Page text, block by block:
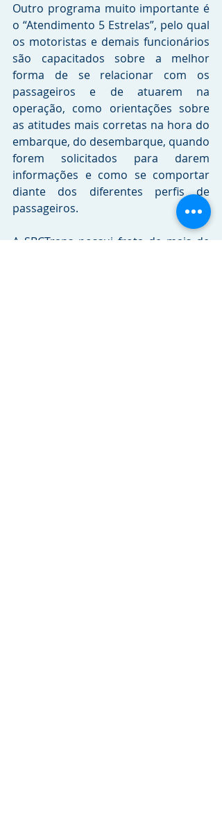
Outro programa muito importante é
o “Atendimento 5 Estrelas”, pelo qual
os motoristas e demais funcionários
são capacitados sobre a melhor
forma de se relacionar com os
passageiros e de atuarem na
operação, como orientações sobre
as atitudes mais corretas na hora do
embarque, do desembarque, quando
forem solicitados para darem
informações e como se comportar
diante dos diferentes perfis de
passageiros.
A SBCTrans possui frota de mais de